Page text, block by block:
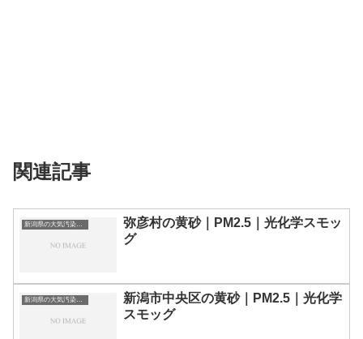
関連記事
新潟県の大気汚染・PM2.5・黄砂・エアロゾルの数値
弥彦村の黄砂｜PM2.5｜光化学スモッ
グ
新潟県の大気汚染・PM2.5・黄砂・エアロゾルの数値
新潟市中央区の黄砂｜PM2.5｜光化学
スモッグ